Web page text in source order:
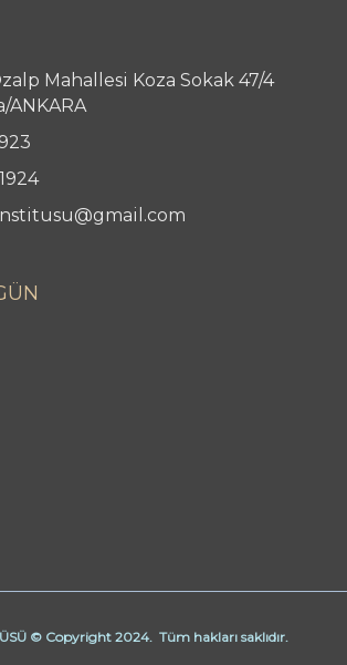
Mahallesi Koza Sokak 47/4
ANKARA
© Copyright 2024. Tüm hakları saklıdır.